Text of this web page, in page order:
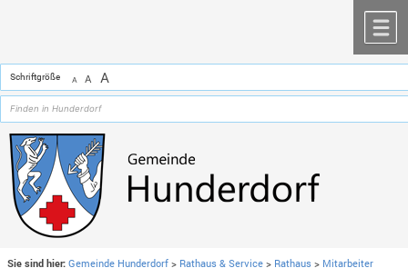
Schriftgröße A A A
Sie sind hier: Gemeinde Hunderdorf > Rathaus & Service > Rathaus > Mitarbeiter